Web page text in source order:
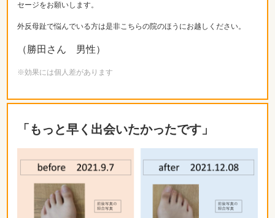
セージをお願いします。
外反母趾で悩んでいる方は是非こちらの院のほうにお越しください。
（勝田さん 男性）
※効果には個人差があります
「もっと早く出会いたかったです」